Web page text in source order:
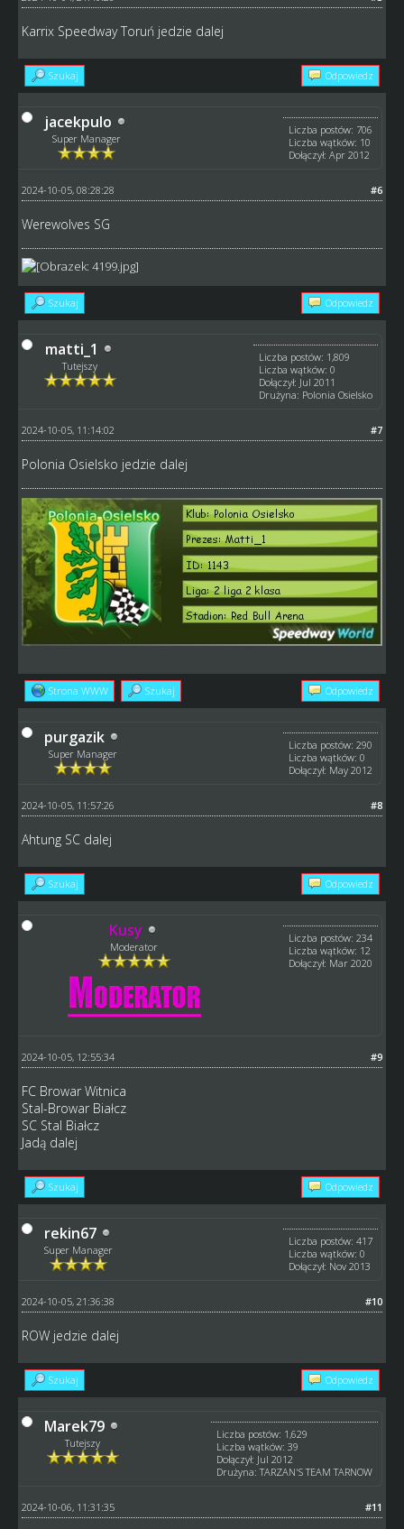
Karrix Speedway Toruń jedzie dalej
Szukaj Odpowiedz
jacekpulo
Super Manager
Liczba postów: 706
Liczba wątków: 10
Dołączył: Apr 2012
#6
2024-10-05, 08:28:28
Werewolves SG
Szukaj Odpowiedz
matti_1
Tutejszy
Liczba postów: 1,809
Liczba wątków: 0
Dołączył: Jul 2011
Drużyna: Polonia Osielsko
#7
2024-10-05, 11:14:02
Polonia Osielsko jedzie dalej
Strona WWW Szukaj Odpowiedz
purgazik
Super Manager
Liczba postów: 290
Liczba wątków: 0
Dołączył: May 2012
#8
2024-10-05, 11:57:26
Ahtung SC dalej
Szukaj Odpowiedz
Kusy
Moderator
Liczba postów: 234
Liczba wątków: 12
Dołączył: Mar 2020
#9
2024-10-05, 12:55:34
FC Browar Witnica
Stal-Browar Białcz
SC Stal Białcz
Jadą dalej
Szukaj Odpowiedz
rekin67
Super Manager
Liczba postów: 417
Liczba wątków: 0
Dołączył: Nov 2013
#10
2024-10-05, 21:36:38
ROW jedzie dalej
Szukaj Odpowiedz
Marek79
Tutejszy
Liczba postów: 1,629
Liczba wątków: 39
Dołączył: Jul 2012
Drużyna: TARZAN'S TEAM TARNOW
#11
2024-10-06, 11:31:35